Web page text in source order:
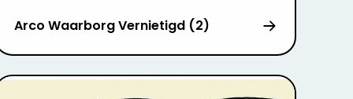
Arco Waarborg Vernietigd (2)